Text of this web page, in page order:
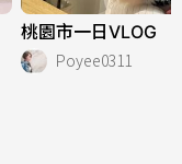
桃園市一日VLOG
Poyee0311